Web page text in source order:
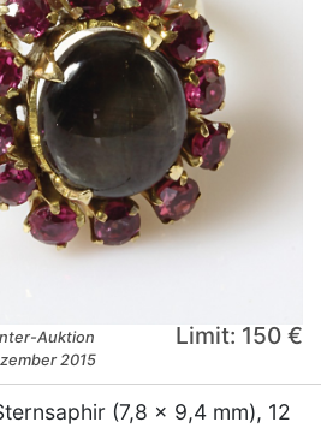
Auktion
2015
Limit: 150 €
(7,8 x 9,4 mm), 12